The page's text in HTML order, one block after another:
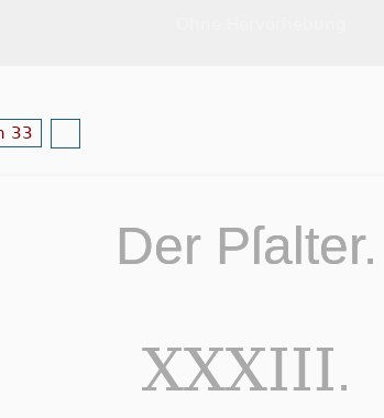
33
Der Pſalter.
XXXIII.